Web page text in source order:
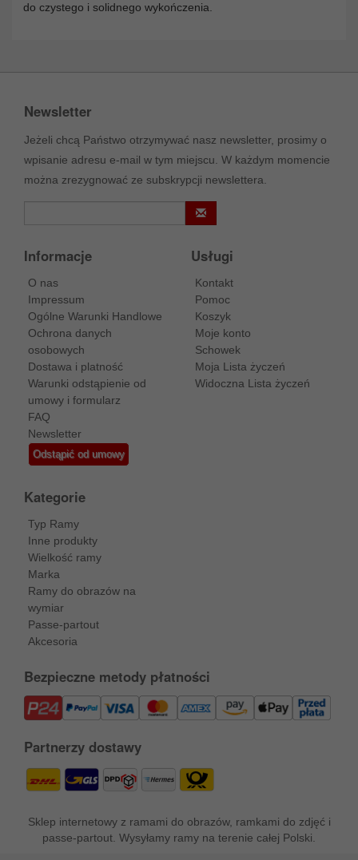
do czystego i solidnego wykończenia.
Newsletter
Jeżeli chcą Państwo otrzymywać nasz newsletter, prosimy o
wpisanie adresu e-mail w tym miejscu. W każdym momencie
można zrezygnować ze subskrypcji newslettera.
Informacje
O nas
Impressum
Ogólne Warunki Handlowe
Ochrona danych
osobowych
Dostawa i platność
Warunki odstąpienie od
umowy i formularz
FAQ
Newsletter
Odstąpić od umowy
Usługi
Kontakt
Pomoc
Koszyk
Moje konto
Schowek
Moja Lista życzeń
Widoczna Lista życzeń
Kategorie
Typ Ramy
Inne produkty
Wielkość ramy
Marka
Ramy do obrazów na
wymiar
Passe-partout
Akcesoria
Bezpieczne metody płatności
Partnerzy dostawy
Sklep internetowy z ramami do obrazów, ramkami do zdjęć i
passe-partout. Wysyłamy ramy na terenie całej Polski.